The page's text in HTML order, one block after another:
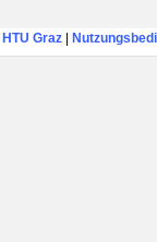
HTU Graz|